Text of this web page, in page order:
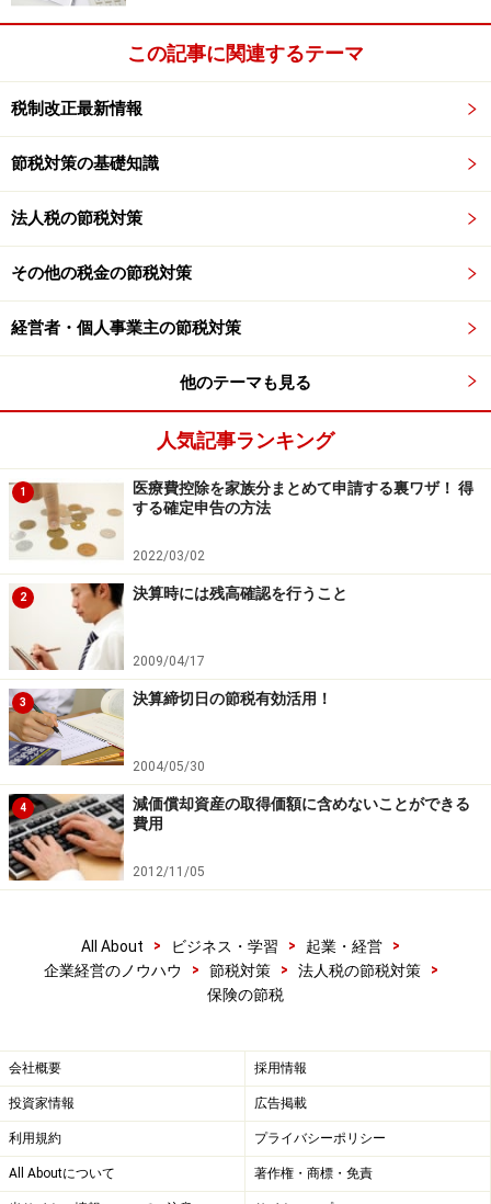
この記事に関連するテーマ
税制改正最新情報
節税対策の基礎知識
法人税の節税対策
その他の税金の節税対策
経営者・個人事業主の節税対策
他のテーマも見る
人気記事ランキング
1
医療費控除を家族分まとめて申請する裏ワザ！ 得
する確定申告の方法
2022/03/02
2 決算時には残高確認を行うこと
2009/04/17
3 決算締切日の節税有効活用！
2004/05/30
4
減価償却資産の取得価額に含めないことができる
費用
2012/11/05
All About > ビジネス・学習 > 起業・経営
>
企業経営のノウハウ
> 節税対策 > 法人税の節税対策
>
保険の節税
会社概要 採用情報
投資家情報 広告掲載
利用規約 プライバシーポリシー
All Aboutについて 著作権・商標・免責